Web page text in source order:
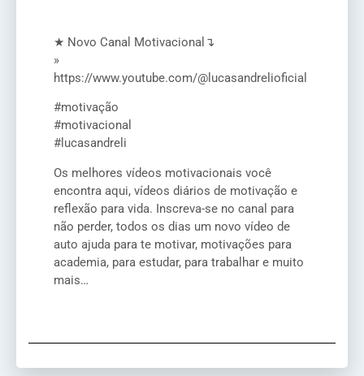
★ Novo Canal Motivacional↴
»
https://www.youtube.com/@lucasandrelioficial
#motivação
#motivacional
#lucasandreli
Os melhores vídeos motivacionais você
encontra aqui, vídeos diários de motivação e
reflexão para vida. Inscreva-se no canal para
não perder, todos os dias um novo vídeo de
auto ajuda para te motivar, motivações para
academia, para estudar, para trabalhar e muito
mais…